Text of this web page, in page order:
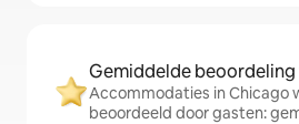
Gemiddelde beoordeling
Accommodaties in Chicago
beoordeeld door gasten: